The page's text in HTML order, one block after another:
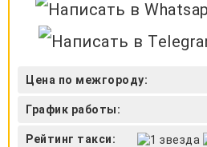
Цена по межгороду:
График работы:
Рейтинг такси: